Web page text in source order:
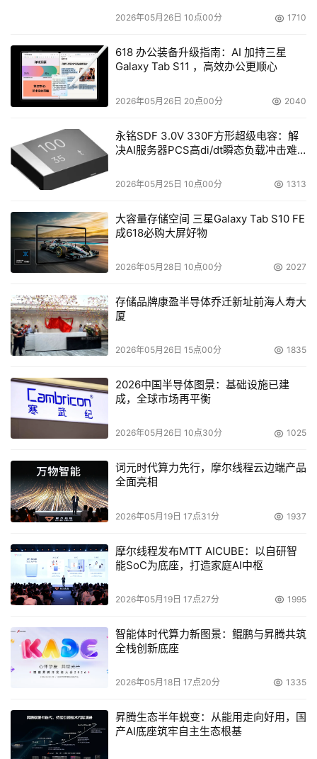
应用基于思科WLAN解决方案的IP电话，采用英特尔迅驰移
企业的现代化办公插上腾飞的翅膀，去感受移动办公的精彩
未来！
2026年05月26日 10点00分 1710
618 办公装备升级指南：AI 加持三星
Galaxy Tab S11 ，高效办公更顺心
2026年05月26日 20点00分 2040
永铭SDF 3.0V 330F方形超级电容：解
决AI服务器PCS高di/dt瞬态负载冲击难
2026年05月25日 10点00分 1313
大容量存储空间 三星Galaxy Tab S10 FE
成618必购大屏好物
2026年05月28日 10点00分 2027
存储品牌康盈半导体乔迁新址前海人寿大
厦
2026年05月26日 15点00分 1835
2026中国半导体图景：基础设施已建
成，全球市场再平衡
2026年05月26日 10点30分 1025
词元时代算力先行，摩尔线程云边端产品
全面亮相
2026年05月19日 17点31分 1937
摩尔线程发布MTT AICUBE：以自研智
能SoC为底座，打造家庭AI中枢
2026年05月19日 17点27分 1995
智能体时代算力新图景：鲲鹏与昇腾共筑
全栈创新底座
2026年05月18日 17点20分 1335
昇腾生态半年蜕变：从能用走向好用，国
产AI底座筑牢自主生态根基